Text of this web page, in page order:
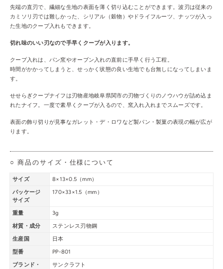
先端の直刃で、繊細な生地の表面を薄く切り込むことができます。波刃は従来の
カミソリ刃では難しかった、シリアル（穀物）やドライフルーツ、ナッツが入っ
た生地のクープ入れもできます。
切れ味のいい刃なので手早くクープが入ります。
クープ入れは、パン窯やオーブン入れの直前に手早く行う工程。
時間がかかってしまうと、せっかく状態の良い生地でも台無しになってしまいま
す。
せせらぎクープナイフは刃物産地岐阜県関市の刃物づくりのノウハウが詰め込ま
れたナイフ。一度で素早くクープが入るので、窯入れ入れまでスムーズです。
表面の飾り切りが見事なガレット・デ・ロワなど製パン・製菓の表現の幅が広が
ります。
○ 商品のサイズ・仕様について
サイズ
8×13×0.5（mm）
パッケージ
サイズ
170×33×1.5（mm）
重量
3g
材質・成分
ステンレス刃物鋼
生産国
日本
型番
PP-801
ブランド・
サンクラフト